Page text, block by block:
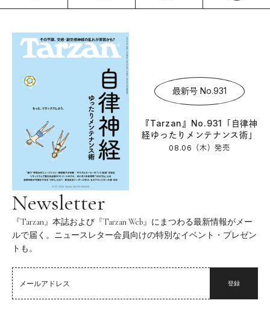
最新号 No.931
『Tarzan』No.931「自律神
経ゆったりメンテナンス術」
08.06（木）発売
Newsletter
『Tarzan』本誌および『Tarzan Web』にまつわる最新情報がメー
ルで届く。ニュースレター会員向けの特別なイベント・プレゼン
トも。
登録